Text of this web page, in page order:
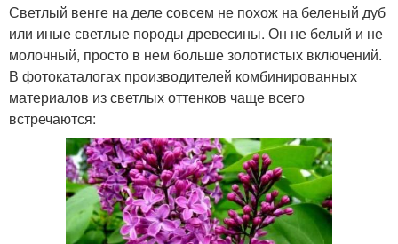
Светлый венге на деле совсем не похож на беленый дуб
или иные светлые породы древесины. Он не белый и не
молочный, просто в нем больше золотистых включений.
В фотокаталогах производителей комбинированных
материалов из светлых оттенков чаще всего
встречаются: